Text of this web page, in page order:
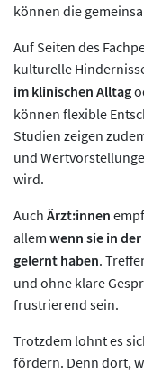
können die
Auf Seiten des
kulturelle
im klinischen Alltag
können flexible
Studien zeigen
und
wird.
Auch Ärzt:innen
allem wenn sie in
gelernt haben.
und ohne klare
frustrierend sein.
Trotzdem lohnt es
fördern. Denn dort,